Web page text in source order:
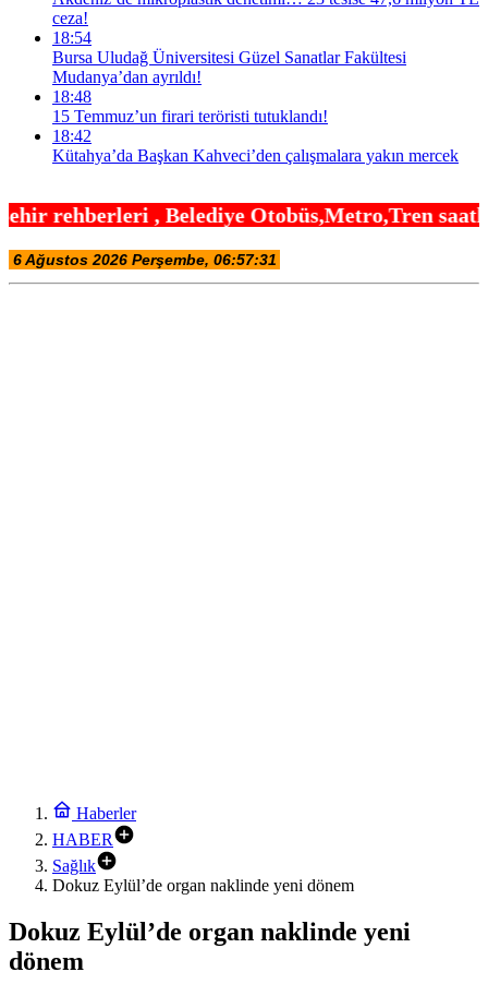
ceza!
18:54
Bursa Uludağ Üniversitesi Güzel Sanatlar Fakültesi
Mudanya’dan ayrıldı!
18:48
15 Temmuz’un firari teröristi tutuklandı!
18:42
Kütahya’da Başkan Kahveci’den çalışmalara yakın mercek
, Belediye Otobüs,Metro,Tren saatleri
Haberler
HABER
Sağlık
Dokuz Eylül’de organ naklinde yeni dönem
Dokuz Eylül’de organ naklinde yeni
dönem